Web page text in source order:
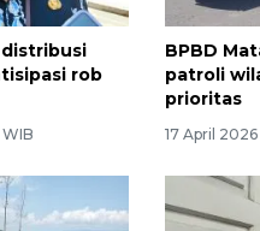
distribusi
rob
BPBD
patroli
prioritas
17 April
Sidang
pembunuhan
10 March 2026 12:55